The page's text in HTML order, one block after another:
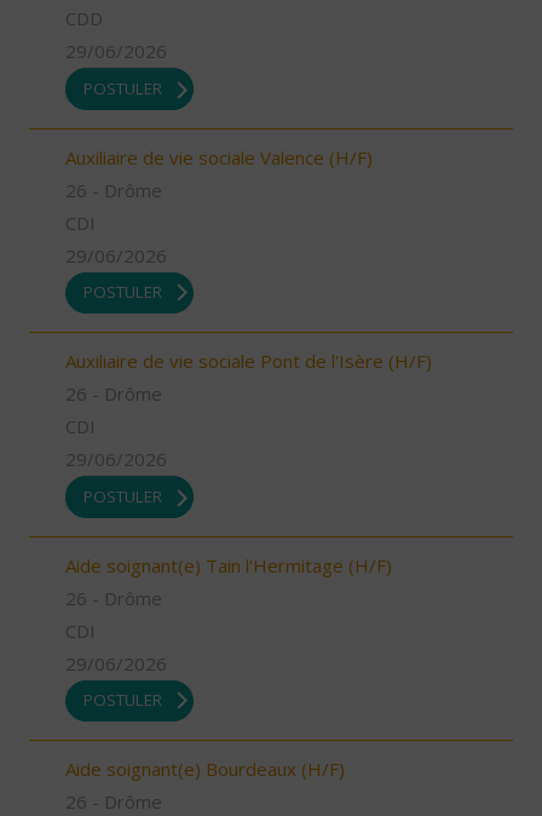
CDD
29/06/2026
POSTULER
Auxiliaire de vie sociale Valence (H/F)
26 - Drôme
CDI
29/06/2026
POSTULER
Auxiliaire de vie sociale Pont de l'Isère (H/F)
26 - Drôme
CDI
29/06/2026
POSTULER
Aide soignant(e) Tain l'Hermitage (H/F)
26 - Drôme
CDI
29/06/2026
POSTULER
Aide soignant(e) Bourdeaux (H/F)
26 - Drôme